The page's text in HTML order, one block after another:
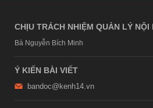
CHỊU TRÁCH NHIỆM QUẢN LÝ NỘI
Bà Nguyễn Bích Minh
Ý KIẾN BÀI VIẾT
bandoc@kenh14.vn